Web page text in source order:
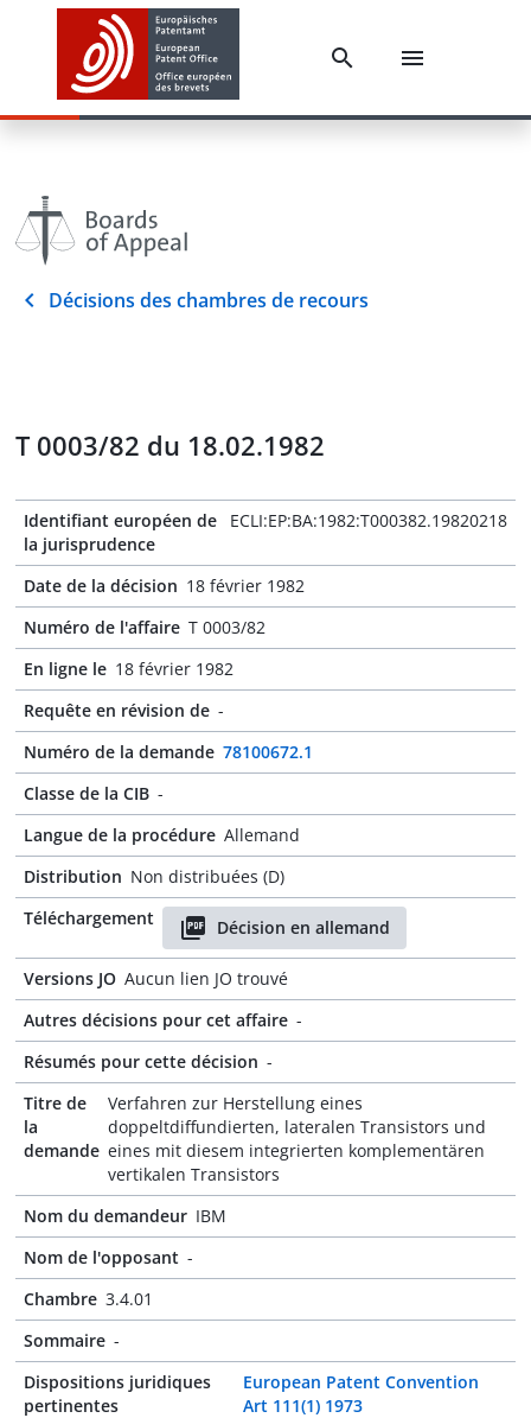
Décisions des chambres de recours
T 0003/82 du 18.02.1982
Identifiant européen de
la jurisprudence
ECLI:EP:BA:1982:T000382.19820218
Date de la décision 18 février 1982
Numéro de l'affaire T 0003/82
En ligne le 18 février 1982
Requête en révision de -
Numéro de la demande 78100672.1
Classe de la CIB -
Langue de la procédure Allemand
Distribution Non distribuées (D)
Téléchargement
Décision en allemand
Versions JO Aucun lien JO trouvé
Autres décisions pour cet affaire -
Résumés pour cette décision -
Titre de
la
demande
Verfahren zur Herstellung eines
doppeltdiffundierten, lateralen Transistors und
eines mit diesem integrierten komplementären
vertikalen Transistors
Nom du demandeur IBM
Nom de l'opposant -
Chambre 3.4.01
Sommaire -
Dispositions juridiques
pertinentes
European Patent Convention
Art 111(1) 1973